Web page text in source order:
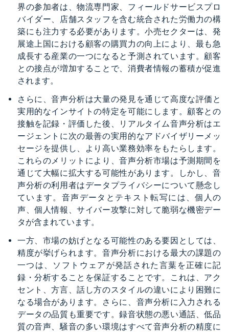
界の参加者は、物流専門家、フィールドサービスプロ
バイダー、店舗スタッフを含む統合された労働力の構
築にも注力する必要があります。小売セクターは、発
展途上国における顧客の購買力の向上により、最も急
成長する産業の一つになると予測されています。顧客
との接点が増加することで、消費者情報の蓄積が促進
されます。
さらに、音声分析は大量の発見を通じて高度な評価と
実用的なインサイトの特定を可能にします。顧客との
接触を記録・評価した後、リアルタイム音声分析はエ
ージェントに次の最善の実用的なアドバイザリーメッ
セージを提供し、より高い業務効率をもたらします。
これらのメリットにより、音声分析市場は予測期間を
通じて大幅に拡大する可能性があります。しかし、音
声分析の利用者はデータプライバシーについて懸念し
ています。音声データとテキスト転写には、個人の
声、個人情報、サイバー攻撃に対して脆弱な機密デー
タが含まれています。
一方、市場の妨げとなる可能性のある要因としては、
精度が挙げられます。音声分析における最大の課題の
一つは、ソフトウェアが発話された言葉を正確に記
録・分析することを保証することです。これは、アク
セント、方言、話し方のスタイルの違いにより困難に
なる場合があります。さらに、音声分析に入力される
データの品質も重要です。録音状態の悪い通話、低品
質の音声、騒音の多い環境はすべて音声分析の精度に